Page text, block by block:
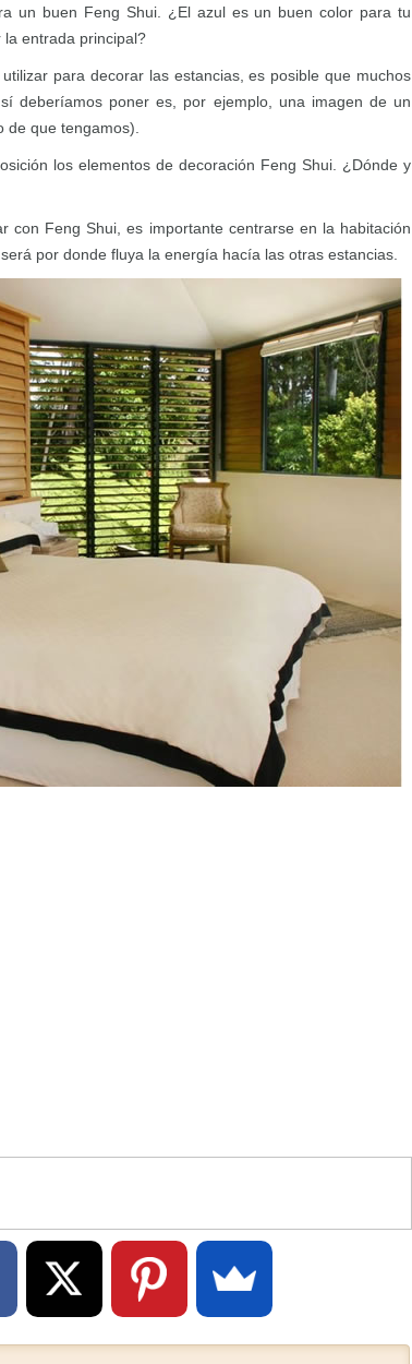
un buen Feng Shui. ¿El azul es un buen color para tu
entrada principal?
para decorar las estancias, es posible que muchos
deberíamos poner es, por ejemplo, una imagen de un
de que tengamos).
los elementos de decoración Feng Shui. ¿Dónde y
con Feng Shui, es importante centrarse en la habitación
por donde fluya la energía hacía las otras estancias.